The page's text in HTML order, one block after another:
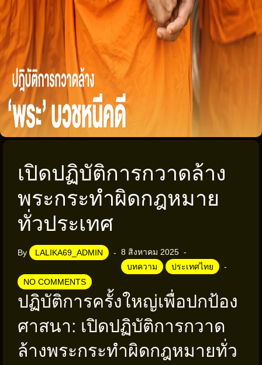
เปิดปฏิบัติการกวาดล้าง
พระกระทำผิดกฎหมาย
ทั่วประเทศ
By LALIKA69_ADMIN
8 สิงหาคม 2025
บทความ
ประเทศไทย
NO COMMENTS
ปฏิบัติการครั้งใหญ่เพื่อปกป้อง
ศาสนา: เปิดปฏิบัติการกวาด
ล้างพระกระทำผิดกฎหมายทั่ว